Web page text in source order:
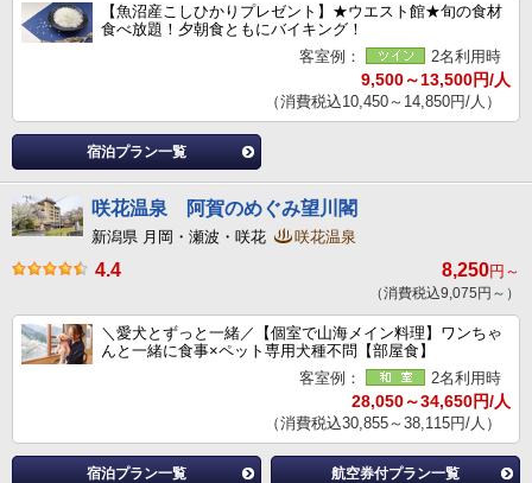
【魚沼産こしひかりプレゼント】★ウエスト館★旬の食材
食べ放題！夕朝食ともにバイキング！
客室例：
2名利用時
9,500～13,500円/人
（消費税込10,450～14,850円/人）
宿泊プラン一覧
咲花温泉 阿賀のめぐみ望川閣
新潟県 月岡・瀬波・咲花 咲花温泉
4.4 8,250円～
（消費税込9,075円～）
＼愛犬とずっと一緒／【個室で山海メイン料理】ワンちゃ
んと一緒に食事×ペット専用犬種不問【部屋食】
客室例：
2名利用時
28,050～34,650円/人
（消費税込30,855～38,115円/人）
宿泊プラン一覧 航空券付プラン一覧